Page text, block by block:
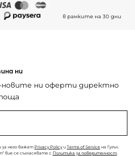
в рамките на 30 дни
ни
новите ни оферти директно
за него важат Privacy Policy и Terms of Service на Гугъл.
вие се съгласявате с Политика за поверителност